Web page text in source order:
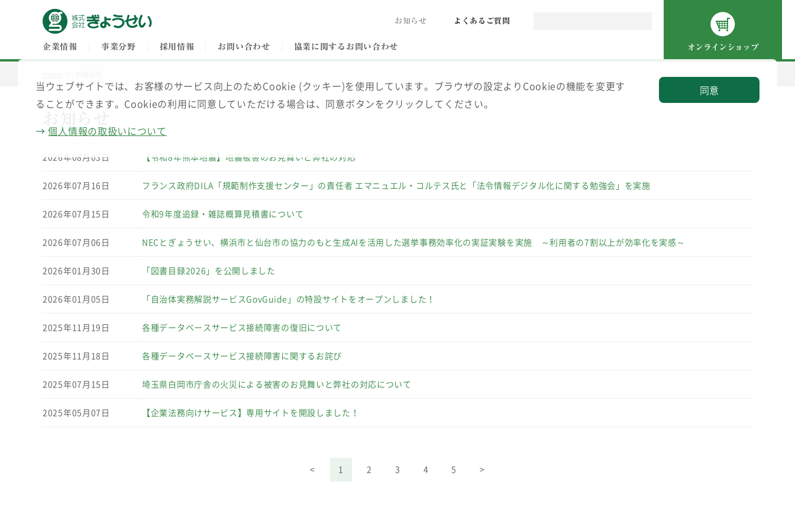
企業情報
企業情報 ごあいさつ 会社概要 ぎょうせいについて 会社沿革
メディアクリップ
組織体制
グループ企業 事業所・担当地域一覧 コンプライアンス
事業分野
事業分野 総合出版
デジタルコンテンツサービス
法令・例規・企業法務サービス
地方公共団体情報システム
採用情報 お問い合わせ 協業に関するお問い合わせ
お知らせ よくあるご質問
オンラインショップ
当ウェブサイトでは、お客様のサービス向上のためCookie (クッキー)を使用しています。ブラウザの設定よりCookieの機能を変更す
ることができます。Cookieの利用に同意していただける場合は、同意ボタンをクリックしてください。
→個人情報の取扱いについて
同意
2026年08月03日 【令和8年熊本地震】地震被害のお見舞いと弊社の対応
2026年07月16日 フランス政府DILA「規範制作支援センター」の責任者 エマニュエル・コルテス氏と「法令情報デジタル化に関する勉強会」を実施
2026年07月15日 令和9年度追録・雑誌概算見積書について
2026年07月06日 NECとぎょうせい、横浜市と仙台市の協力のもと生成AIを活用した選挙事務効率化の実証実験を実施 ～利用者の7割以上が効率化を実感～
2026年01月30日 「図書目録2026」を公開しました
2026年01月05日 「自治体実務解説サービスGovGuide」の特設サイトをオープンしました！
2025年11月19日 各種データベースサービス接続障害の復旧について
2025年11月18日 各種データベースサービス接続障害に関するお詫び
2025年07月15日 埼玉県白岡市庁舎の火災による被害のお見舞いと弊社の対応について
2025年05月07日 【企業法務向けサービス】専用サイトを開設しました！
< 1 2 3 4 5 >